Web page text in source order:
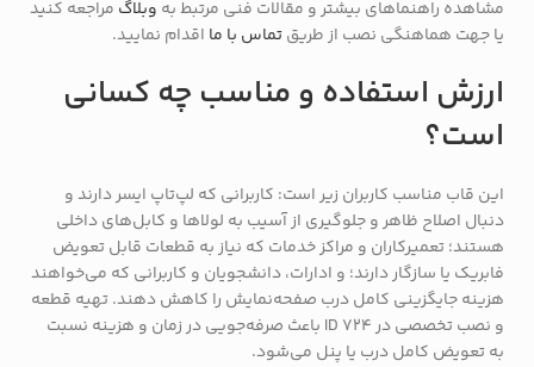
مشاهده راهنماهای بیشتر و مقالات فنی مرتبط به وبلاگ مراجعه کنید
یا جهت هماهنگی نصب از طریقتماس با ما اقدام نمایید.
ارزش استفاده و مناسب چه کسانی
است؟
این قاب مناسب کاربران زیر است: کاربرانی که لپ‌تاپ ایسر دارند و
دنبال اصلاح ظاهر و جلوگیری از آسیب به لولاها و کابل‌های داخلی
هستند؛ تعمیرکاران و مراکز خدمات که نیاز به قطعات قابل تعویض
فابریک یا سازگار دارند؛ و ادارات، دانشجویان و کاربرانی که می‌خواهند
هزینه جایگزینی کامل درب صفحه‌نمایش را کاهش دهند. تهیه قطعه
و نصب تخصصی در ID 724 باعث صرفه‌جویی در زمان و هزینه نسبت
به تعویض کامل درب یا پنل می‌شود.